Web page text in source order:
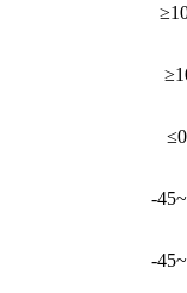
-
-